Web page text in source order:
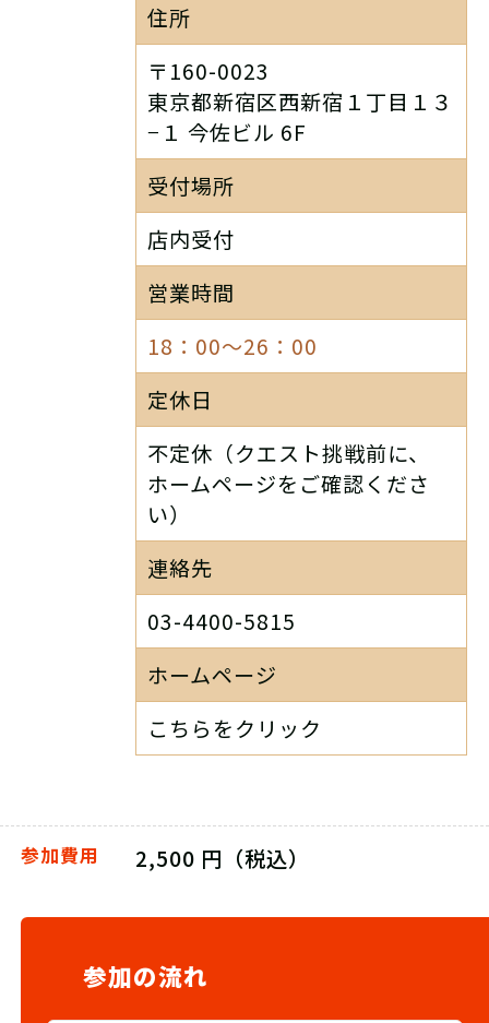
住所
〒160-0023
東京都新宿区西新宿１丁目１３
−１ 今佐ビル 6F
受付場所
店内受付
営業時間
18：00～26：00
定休日
不定休（クエスト挑戦前に、
ホームページをご確認くださ
い）
連絡先
03-4400-5815
ホームページ
こちらをクリック
参加費用 2,500 円（税込）
参加の流れ